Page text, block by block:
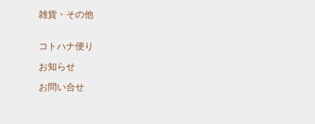
雑貨・その他
コトハナ便り
お知らせ
お問い合せ